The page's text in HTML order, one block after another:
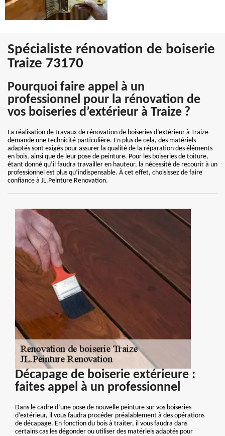
Spécialiste rénovation de boiserie
Traize 73170
Pourquoi faire appel à un
professionnel pour la rénovation de
vos boiseries d’extérieur à Traize ?
La réalisation de travaux de rénovation de boiseries d’extérieur à Traize
demande une technicité particulière. En plus de cela, des matériels
adaptés sont exigés pour assurer la qualité de la réparation des éléments
en bois, ainsi que de leur pose de peinture. Pour les boiseries de toiture,
étant donné qu’il faudra travailler en hauteur, la nécessité de recourir à un
professionnel est plus qu’indispensable. À cet effet, choisissez de faire
confiance à JL.Peinture Renovation.
Décapage de boiserie extérieure :
faites appel à un professionnel
Dans le cadre d’une pose de nouvelle peinture sur vos boiseries
d’extérieur, il vous faudra procéder préalablement à des opérations
de décapage. En fonction du bois à traiter, il vous faudra dans
certains cas les dégonder ou utiliser des matériels adaptés pour